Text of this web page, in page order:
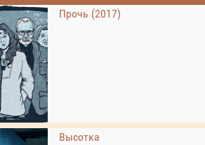
Прочь (2017)
Высотка